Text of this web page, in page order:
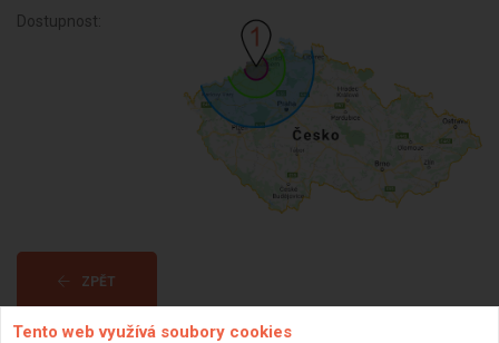
Dostupnost:
ZPĚT
Tento web využívá soubory cookies